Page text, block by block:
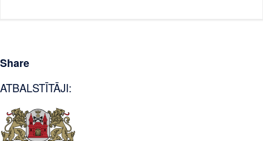
Share
ATBALSTĪTĀJI: